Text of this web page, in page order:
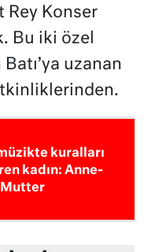
Rey Konser
Bu iki özel
uzanan
kuralları
kadın: Anne-
Mutter